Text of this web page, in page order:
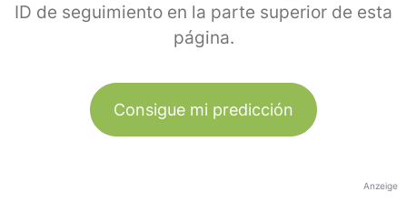
ID de seguimiento en la parte superior de esta
página.
Consigue mi predicción
Anzeige